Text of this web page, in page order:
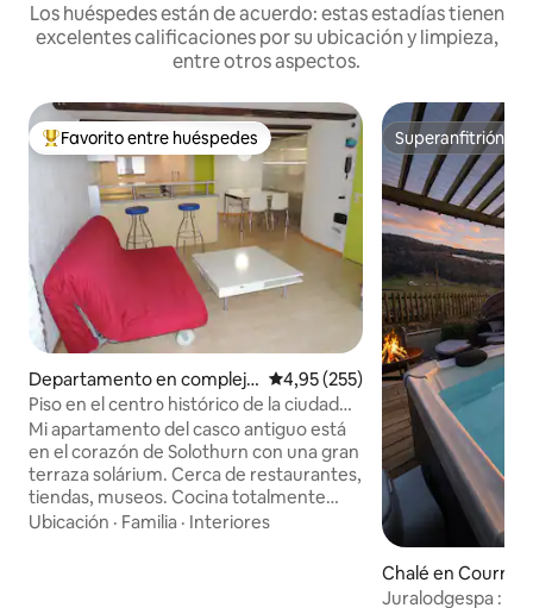
Los huéspedes están de acuerdo: estas estadías tienen
excelentes calificaciones por su ubicación y limpieza,
entre otros aspectos.
Favorito entre los huéspedes más destacados
Favorito entre huéspedes
Departamento en complejo
residencial en Soleura
Calificación promedio: 4,95 de
4,95 (255)
Piso en el centro histórico de la ciudad
de Solothurn
Mi apartamento del casco antiguo está
en el corazón de Solothurn con una gran
terraza solárium. Cerca de restaurantes,
tiendas, museos. Cocina totalmente
equipada con cafetera, microondas, wifi
Ubicación · Familia · Interiores
Superanfitrión
Superanfitrión
Chalé en
Juralodgespa :